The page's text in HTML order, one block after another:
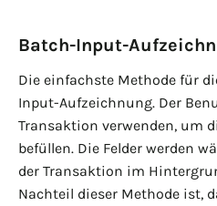
Batch-Input-
Die einfachste Methode für
Input-Aufzeichnung. Der
Transaktion verwenden, um
befüllen. Die Felder werden
der Transaktion im
Nachteil dieser Methode ist,